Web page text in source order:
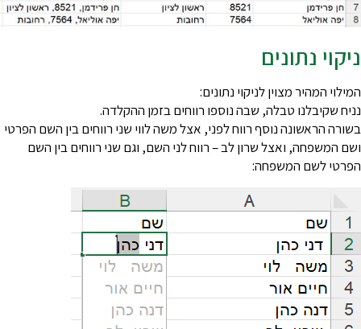
נתונים
המהיר מצוין לניקוי נתונים:
שקיבלנו טבלה, שבה נוספו רווחים בזמן ההקלדה.
הראשונה נוסף רווח לפני, אצל משה לווי שני רווחים בין השם הפרטי
המשפחה, ואצל שרון לב – רווח לני השם, וגם שני רווחים בין השם
לשם המשפחה: